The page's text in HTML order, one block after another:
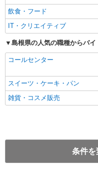
飲食・フード
IT・クリエイティブ
島根県の人気の職種からバ
コールセンター
スイーツ・ケーキ・パン
雑貨・コスメ販売
条件を